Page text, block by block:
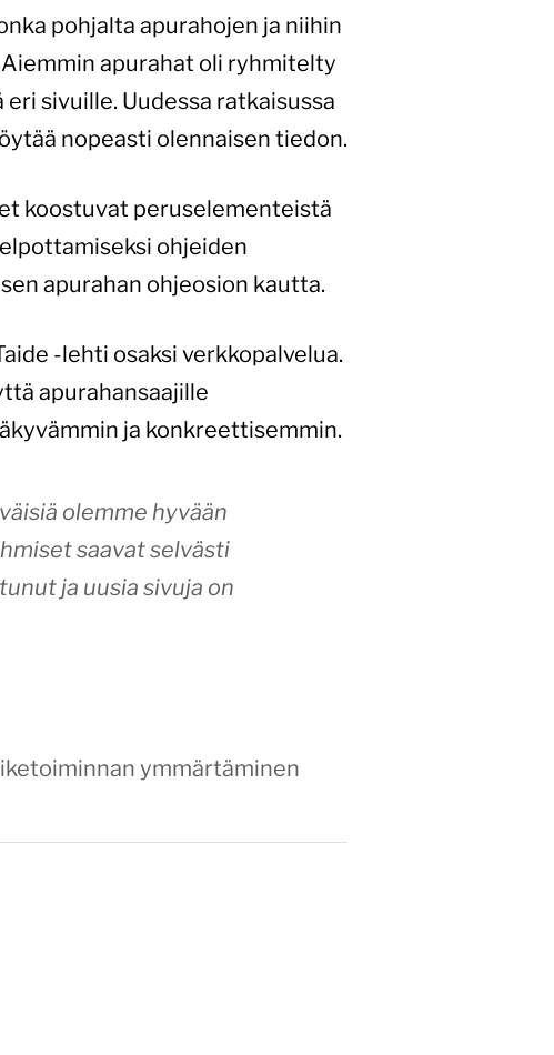
pohjalta apurahojen ja niihin
apurahat oli ryhmitelty
sivuille. Uudessa ratkaisussa
nopeasti olennaisen tiedon.
koostuvat peruselementeistä
ohjeiden
apurahan ohjeosion kautta.
-lehti osaksi verkkopalvelua.
apurahansaajille
ja konkreettisemmin.
olemme hyvään
saavat selvästi
ja uusia sivuja on
ymmärtäminen